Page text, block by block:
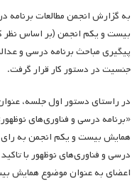
به گزارش انجمن مطالعات
بیست و یکم انجمن (بر اساس نظر
پیگیری مباحث برنامه درسی و
جنسیت در دستور کار قرار گرفت.
در راستای دستور اول جلسه،
«برنامه درسی و فناوری‌های
همایش بیست و یکم انجمن به
اعضای به عنوان موضوع همایش